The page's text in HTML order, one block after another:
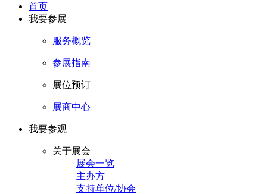
首页
我要参展
服务概览
参展指南
展位预订
展商中心
我要参观
关于展会
展会一览
主办方
支持单位/协会